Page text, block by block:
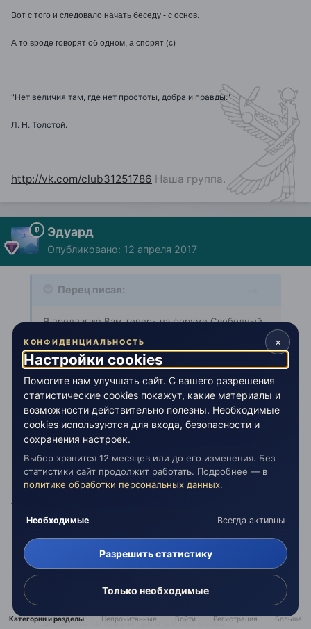
Вот с того и следовало начать беседу - с основ.
А то вроде говорят об одном, а спорят (с)
"Нет величия там, где нет простоты, добра и правды."
Л. Н. Толстой.
http://vk.com/club31251786 Наша группа.
Эдуард
Опубликовано: 12 апреля 2017
Перец писал:
Я предлагаю Вам теперь на форуме Свободный
Любимый Эзотерический поставить диагноз бана
мне, т.к. у меня по ограничениям та же картина:
- я нажимаю "Вход", ввожу ник и пароль, вход
осуществляется: справа на экране появляется
ник, (как и на этом форуме) плюс фиксируется
время посещения. - далее выбираю любую тему,
нажимаю "Ответить", предоставляется форма
ответа, пишу, нажимаю "Отправить".... В тему
сообщение не попадает.
пришлите мне в личку ваш логин и пароль на
Любимом и я проверю, больше ни как
Перец писал:
на форуме "Безмолвие" Вы порекомендовали
форум Свободный Любимый Эзотерический:
делай что хочешь и при этом нет банов.
Категории и разделы Непрочитанные Войти Регистрация Больше
×
КОНФИДЕНЦИАЛЬНОСТЬ
Настройки cookies
Помогите нам улучшать сайт. С вашего разрешения
статистические cookies покажут, какие материалы и
возможности действительно полезны. Необходимые
cookies используются для входа, безопасности и
сохранения настроек.
Выбор хранится 12 месяцев или до его изменения. Без
статистики сайт продолжит работать. Подробнее — в
политике обработки персональных данных.
Необходимые Всегда активны
Разрешить статистику
Только необходимые